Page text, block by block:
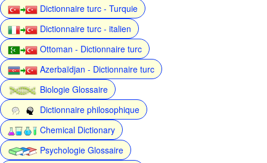
Dictionnaire turc - Turquie
Dictionnaire turc - italien
Ottoman - Dictionnaire turc
Azerbaïdjan - Dictionnaire turc
Biologie Glossaire
Dictionnaire philosophique
Chemical Dictionary
Psychologie Glossaire